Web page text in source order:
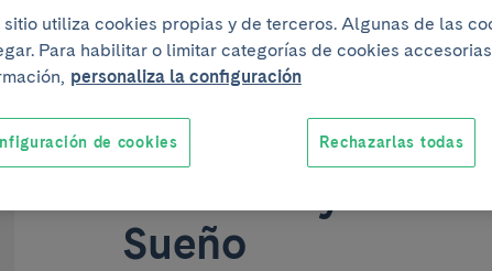
Docencia y
Sueño
sitio utiliza cookies propias y de terceros. Algunas de las
Para habilitar o limitar categorías de cookies
personaliza la configuración
Rechazarlas todas
de cookies